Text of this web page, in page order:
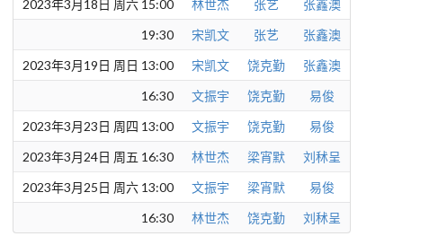
2023年3月18日 周六 15:00
林世杰 张艺
张鑫澳
19:30
宋凯文 张艺
张鑫澳
2023年3月19日 周日 13:00
宋凯文 饶克勤
张鑫澳
16:30
文振宇 饶克勤
易俊
2023年3月23日 周四 13:00
文振宇 饶克勤
易俊
2023年3月24日 周五 16:30
林世杰 梁宵默
刘秫呈
2023年3月25日 周六 13:00
文振宇 梁宵默
易俊
16:30
林世杰 饶克勤 刘秫呈